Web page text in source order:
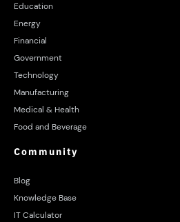
Education
Energy
Financial
Government
Technology
Manufacturing
Medical & Health
Food and Beverage
Community
Blog
Knowledge Base
IT Calculator